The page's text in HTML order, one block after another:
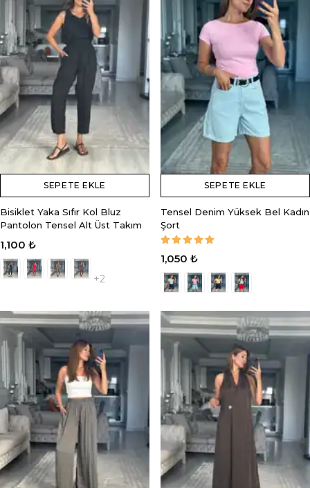
SEPETE EKLE
Bisiklet Yaka Sıfır Kol Bluz
Pantolon Tensel Alt Üst Takım
1,100 ₺
+2
SEPETE EKLE
Tensel Denim Yüksek Bel Kadın
Şort
1,050 ₺